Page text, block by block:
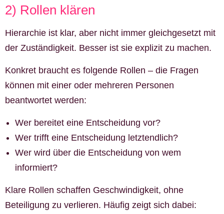
2) Rollen klären
Hierarchie ist klar, aber nicht immer gleichgesetzt mit
der Zuständigkeit. Besser ist sie explizit zu machen.
Konkret braucht es folgende Rollen – die Fragen
können mit einer oder mehreren Personen
beantwortet werden:
Wer bereitet eine Entscheidung vor?
Wer trifft eine Entscheidung letztendlich?
Wer wird über die Entscheidung von wem
informiert?
Klare Rollen schaffen Geschwindigkeit, ohne
Beteiligung zu verlieren. Häufig zeigt sich dabei: